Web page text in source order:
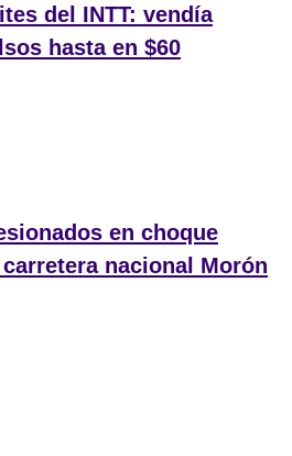
del INTT: vendía
hasta en $60
en choque
nacional Morón